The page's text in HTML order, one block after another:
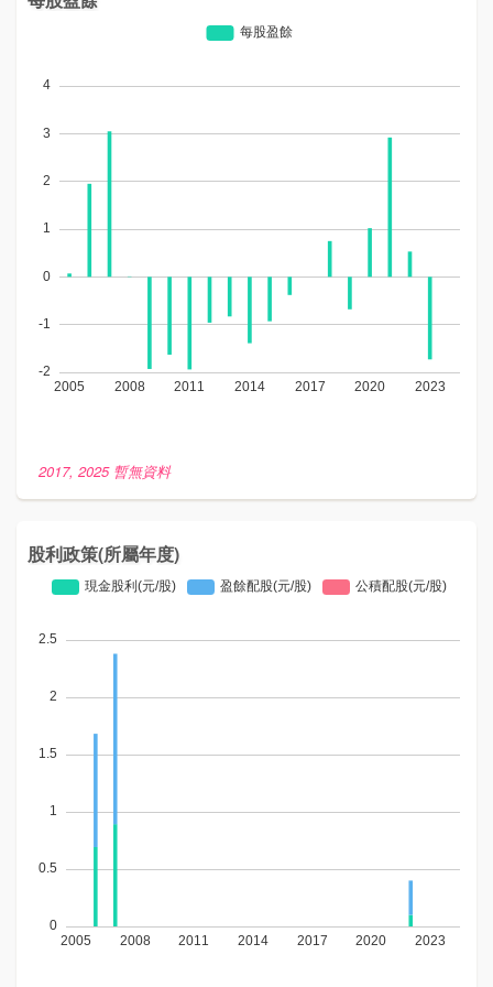
2017, 2025 暫無資料
股利政策(所屬年度)